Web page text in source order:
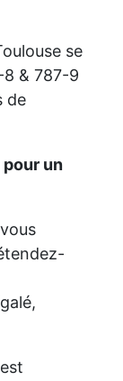
se
& 787-9
de
un